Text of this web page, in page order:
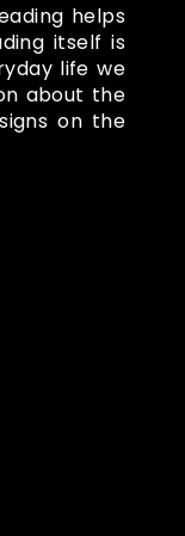
helps
itself is
life we
about the
on the